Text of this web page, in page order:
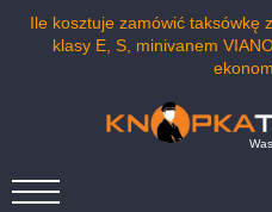
Ile kosztuje zamówić taksówkę
klasy E, S, minivanem